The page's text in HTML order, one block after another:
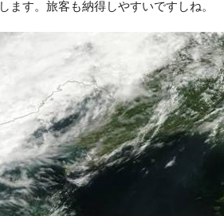
します。旅客も納得しやすいですしね。